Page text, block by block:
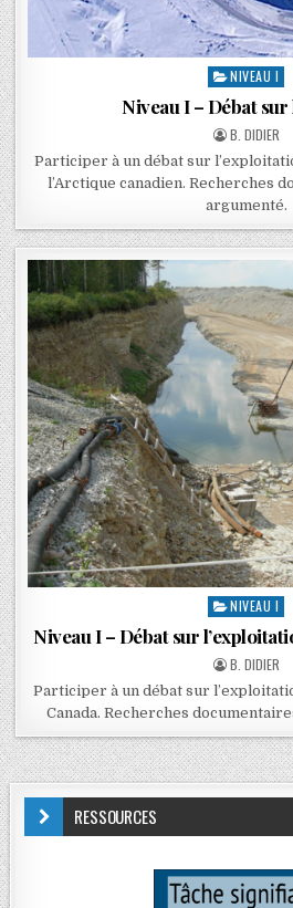
NIVEAU I
Niveau I – Débat sur
B. DIDIER
Participer à un débat sur
l’Arctique canadien. Recherches
argumenté.
NIVEAU I
Niveau I – Débat sur
B. DIDIER
Participer à un débat sur
Canada. Recherches
RESSOURCES